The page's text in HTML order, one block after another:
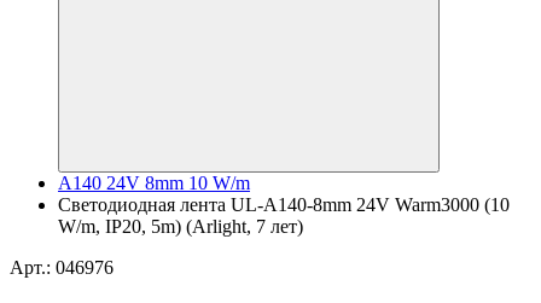
A140 24V 8mm 10 W/m
Светодиодная лента UL-A140-8mm 24V Warm3000 (10
W/m, IP20, 5m) (Arlight, 7 лет)
Арт.: 046976